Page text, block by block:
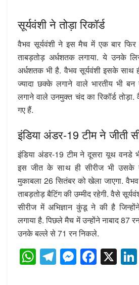
सूर्यवंशी ने तोड़ा रिकॉर्ड
वैभव सूर्यवंशी ने इस मैच में एक बार फिर
ताबड़तोड़ अर्धशतक लगाया. ये उनके
अर्धशतक भी है. वैभव सूर्यवंशी इसके
ज्यादा छक्के लगाने वाले भारतीय भी
लगाने वाले उनमुक्त चंद का रिकॉर्ड
गए हैं.
इंडिया अंडर-19 टीम ने जीती
इंडिया अंडर-19 टीम ने दूसरा यूथ वनडे
इस जीत के साथ ही सीरीज भी उसके
मुकाबला 26 सितंबर को खेला जाएगा.
ताबड़तोड़ बैटिंग की उम्मीद रहेगी. वैसे
सीरीज में अभिज्ञान कुंडू ने की है
लगाया है. पिछले मैच में उन्होंने नाबाद 87
उनके बल्ले से 71 रन निकले.
W
h
T
el
M
e
F
a
X